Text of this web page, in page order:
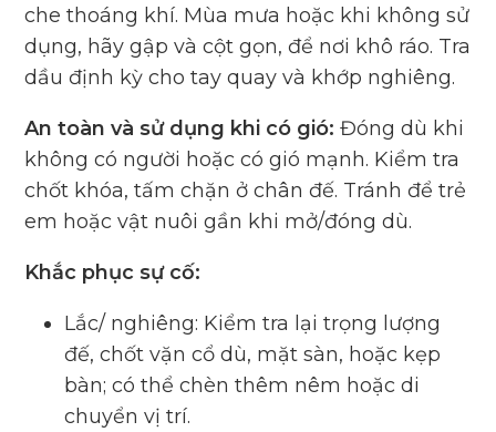
che thoáng khí. Mùa mưa hoặc khi không sử
dụng, hãy gập và cột gọn, để nơi khô ráo. Tra
dầu định kỳ cho tay quay và khớp nghiêng.
An toàn và sử dụng khi có gió: Đóng dù khi
không có người hoặc có gió mạnh. Kiểm tra
chốt khóa, tấm chặn ở chân đế. Tránh để trẻ
em hoặc vật nuôi gần khi mở/đóng dù.
Khắc phục sự cố:
Lắc/ nghiêng: Kiểm tra lại trọng lượng
đế, chốt vặn cổ dù, mặt sàn, hoặc kẹp
bàn; có thể chèn thêm nêm hoặc di
chuyển vị trí.